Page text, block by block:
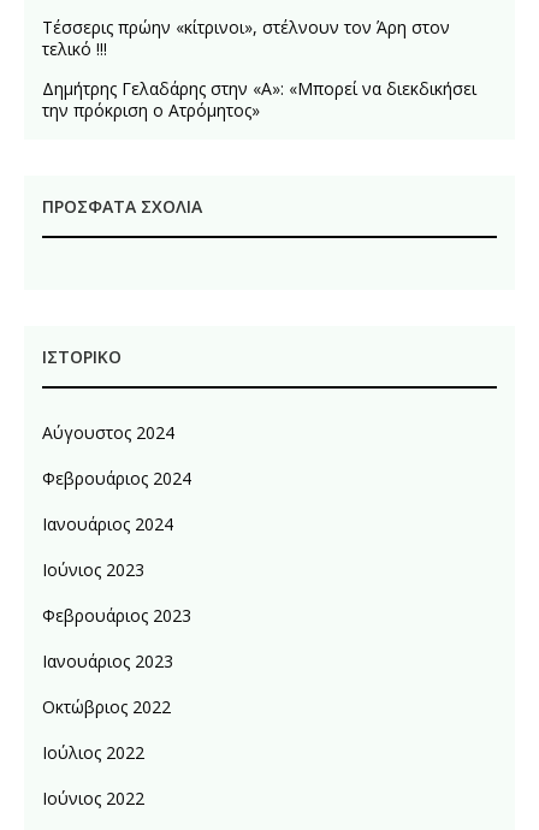
Τέσσερις πρώην «κίτρινοι», στέλνουν τον Άρη στον
τελικό !!!
Δημήτρης Γελαδάρης στην «Α»: «Μπορεί να διεκδικήσει
την πρόκριση ο Ατρόμητος»
ΠΡΌΣΦΑΤΑ ΣΧΌΛΙΑ
ΙΣΤΟΡΙΚΌ
Αύγουστος 2024
Φεβρουάριος 2024
Ιανουάριος 2024
Ιούνιος 2023
Φεβρουάριος 2023
Ιανουάριος 2023
Οκτώβριος 2022
Ιούλιος 2022
Ιούνιος 2022